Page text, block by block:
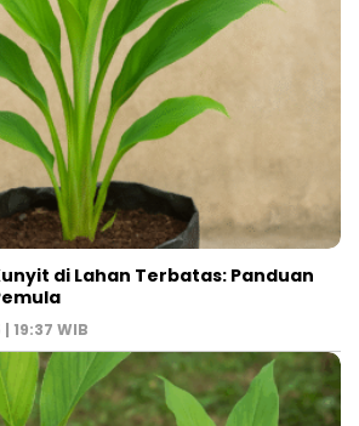
di Lahan Terbatas: Panduan
19:37 WIB